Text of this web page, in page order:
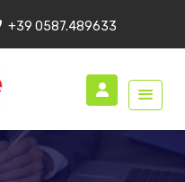
+39 0587.489633